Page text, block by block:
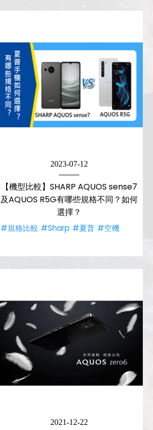
2023-07-12
【機型比較】SHARP AQUOS sense7
及AQUOS R5G有哪些規格不同？如何
選擇？
#規格比較 #Sharp #夏普 #空機
2021-12-22